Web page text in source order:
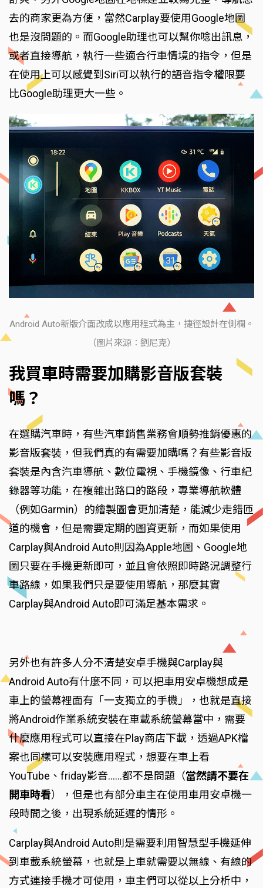
去的商家更為方便，當然Carplay要使用Google地圖
也是沒問題的。而Google助理也可以幫你唸出訊息，
或者直接導航，執行一些適合行車情境的指令，但是
在使用上可以感覺到Siri可以執行的語音指令權限要
比Google助理更大一些。
Android Auto新版介面改成以應用程式為主，捷徑設計在側欄。
（圖片來源：劉尼克）
我買車時需要加購影音版套裝
嗎？
在選購汽車時，有些汽車銷售業務會順勢推銷優惠的
影音版套裝，但我們真的有需要加購嗎？有些影音版
套裝是內含汽車導航、數位電視、手機鏡像、行車紀
錄器等功能，在複雜出路口的路段，專業導航軟體
（例如Garmin）的繪製圖會更加清楚，能減少走錯匝
道的機會，但是需要定期的圖資更新，而如果使用
Carplay與Android Auto則因為Apple地圖、Google地
圖只要在手機更新即可，並且會依照即時路況調整行
車路線，如果我們只是要使用導航，那麼其實
Carplay與Android Auto即可滿足基本需求。
另外也有許多人分不清楚安卓手機與Carplay與
Android Auto有什麼不同，可以把車用安卓機想成是
車上的螢幕裡面有「一支獨立的手機」，也就是直接
將Android作業系統安裝在車載系統螢幕當中，需要
什麼應用程式可以直接在Play商店下載，透過APK檔
案也同樣可以安裝應用程式，想要在車上看
YouTube、friday影音……都不是問題（當然請不要在
開車時看），但是也有部分車主在使用車用安卓機一
段時間之後，出現系統延遲的情形。
Carplay與Android Auto則是需要利用智慧型手機延伸
到車載系統螢幕，也就是上車就需要以無線、有線的
方式連接手機才可使用，車主們可以從以上分析中，